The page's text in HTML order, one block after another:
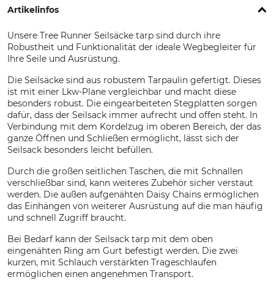
Artikelinfos
Unsere Tree Runner Seilsäcke tarp sind durch ihre
Robustheit und Funktionalität der ideale Wegbegleiter für
Ihre Seile und Ausrüstung.
Die Seilsäcke sind aus robustem Tarpaulin gefertigt. Dieses
ist mit einer Lkw-Plane vergleichbar und macht diese
besonders robust. Die eingearbeiteten Stegplatten sorgen
dafür, dass der Seilsack immer aufrecht und offen steht. In
Verbindung mit dem Kordelzug im oberen Bereich, der das
ganze Öffnen und Schließen ermöglicht, lässt sich der
Seilsack besonders leicht befüllen.
Durch die großen seitlichen Taschen, die mit Schnallen
verschließbar sind, kann weiteres Zubehör sicher verstaut
werden. Die außen aufgenähten Daisy Chains ermöglichen
das Einhängen von weiterer Ausrüstung auf die man häufig
und schnell Zugriff braucht.
Bei Bedarf kann der Seilsack tarp mit dem oben
eingenähten Ring am Gurt befestigt werden. Die zwei
kurzen, mit Schlauch verstärkten Trageschlaufen
ermöglichen einen angenehmen Transport.